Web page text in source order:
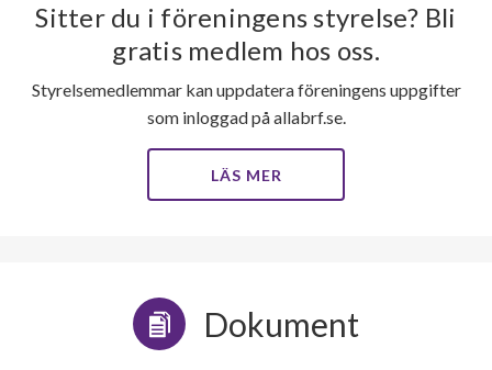
Sitter du i föreningens styrelse? Bli
gratis medlem hos oss.
Styrelsemedlemmar kan uppdatera föreningens uppgifter
som inloggad på allabrf.se.
LÄS MER
Dokument